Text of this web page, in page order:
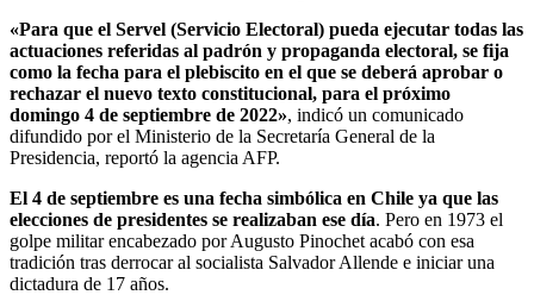
«Para que el Servel (Servicio Electoral) pueda ejecutar todas las
actuaciones referidas al padrón y propaganda electoral, se fija
como la fecha para el plebiscito en el que se deberá aprobar o
rechazar el nuevo texto constitucional, para el próximo
domingo 4 de septiembre de 2022», indicó un comunicado
difundido por el Ministerio de la Secretaría General de la
Presidencia, reportó la agencia AFP.
El 4 de septiembre es una fecha simbólica en Chile ya que las
elecciones de presidentes se realizaban ese día. Pero en 1973 el
golpe militar encabezado por Augusto Pinochet acabó con esa
tradición tras derrocar al socialista Salvador Allende e iniciar una
dictadura de 17 años.